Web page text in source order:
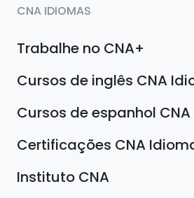
CNA IDIOMAS
Trabalhe no CNA+
Cursos de inglês CNA
Cursos de espanhol
Certificações CNA
Instituto CNA